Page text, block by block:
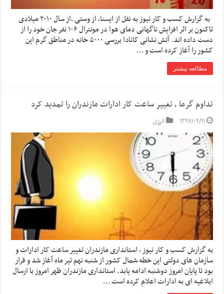
به گزارش کسب و کار نیوز به نقل از ایسنا، از وستی ،از سال ۲۰۱۰ میلادی
تاکنون بر اثر افزایش ناگهانی دمای هوا در مونترال ۱۰۶ نفر جان خود را از
دست داده اند. آتش نشانی کانادا بررسی ۵۰۰۰ خانه در مناطق گرم این
کشور را آغاز کرده است و …
مطالعه بیشتر
تداوم گرما ، تغییر ساعت کار ادارات مازندران را تمدید کرد
۱۳۹۷/۰۴/۱۱ انرژی
به گزارش کسب و کار نیوز ، استانداری مازندران تغییر ساعت کار ادارات و
سازمان های دولتی این خطه شمال کشور از شنبه نهم تیر ماه آغاز شد و قرار
بود تا پایان امروز دوشنبه ادامه یابد. استانداری مازندران ظهر امروز با ارسال
ابلاغیه ای به ادارات اعلام کرده است …